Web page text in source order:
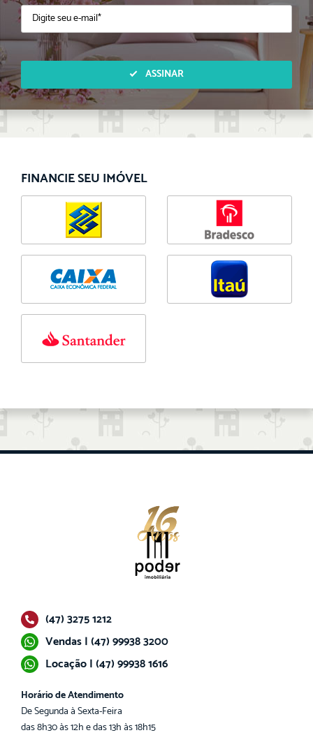
ASSINAR
FINANCIE SEU IMÓVEL
(47) 3275 1212
Vendas | (47) 99938 3200
Locação | (47) 99938 1616
Horário de Atendimento
De Segunda à Sexta-Feira
das 8h30 às 12h e das 13h às 18h15